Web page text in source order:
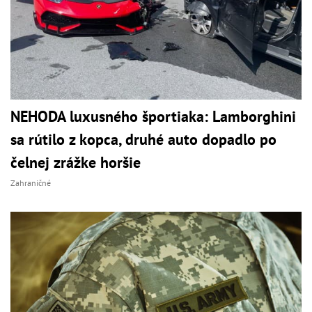
NEHODA luxusného športiaka: Lamborghini
sa rútilo z kopca, druhé auto dopadlo po
čelnej zrážke horšie
Zahraničné